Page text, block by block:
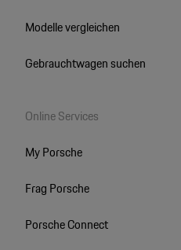
Modelle vergleichen
Gebrauchtwagen suchen
Online Services
My Porsche
Frag Porsche
Porsche Connect